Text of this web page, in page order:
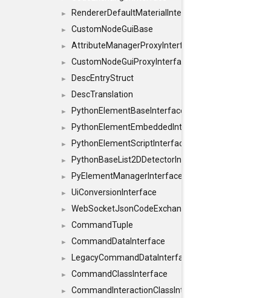
► RendererDefaultMaterialInterface
► CustomNodeGuiBase
► AttributeManagerProxyInterface
► CustomNodeGuiProxyInterface
► DescEntryStruct
► DescTranslation
► PythonElementBaseInterface
► PythonElementEmbeddedInterface
► PythonElementScriptInterface
► PythonBaseList2DDetectorInterface
► PyElementManagerInterface
► UiConversionInterface
► WebSocketJsonCodeExchangerInterface
► CommandTuple
► CommandDataInterface
► LegacyCommandDataInterface
► CommandClassInterface
► CommandInteractionClassInterface